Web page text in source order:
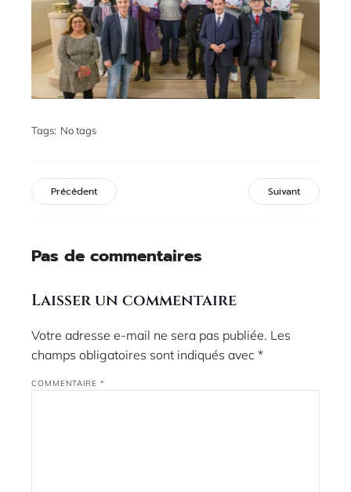
Tags: No tags
Précédent Suivant
Pas de commentaires
Laisser un commentaire
Votre adresse e-mail ne sera pas publiée. Les
champs obligatoires sont indiqués avec *
COMMENTAIRE *